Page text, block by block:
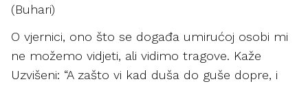
(Buhari)
O vjernici, ono što se događa umirućoj osobi mi
ne možemo vidjeti, ali vidimo tragove. Kaže
Uzvišeni: “A zašto vi kad duša do guše dopre, i